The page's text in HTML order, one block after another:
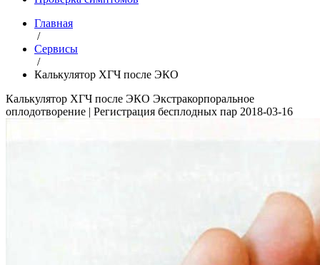
Главная
/
Сервисы
/
Калькулятор ХГЧ после ЭКО
Калькулятор ХГЧ после ЭКО Экстракорпоральное
оплодотворение | Регистрация бесплодных пар 2018-03-16